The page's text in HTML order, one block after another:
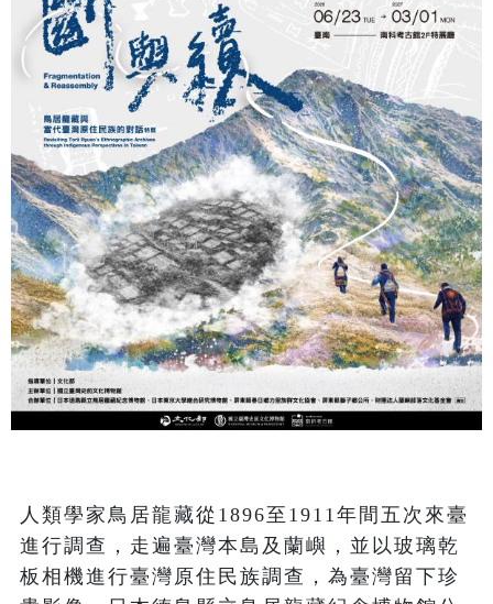
人類學家鳥居龍藏從1896至1911年間五次來臺
進行調查，走遍臺灣本島及蘭嶼，並以玻璃乾
板相機進行臺灣原住民族調查，為臺灣留下珍